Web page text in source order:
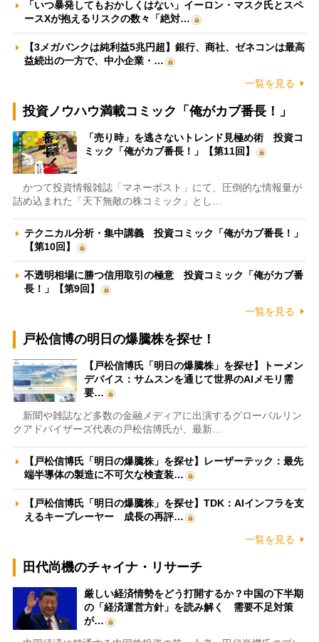
「いつ暴発してもおかしくはない」イーロン・マスク氏とスペ
ースXが抱えるリスクの数々「絶対…
【3メガバンクは純利益5兆円超】銀行、商社、ゼネコンは最高
益続出の一方で、中小企業・…
一覧を見る
投資ノウハウ満載コミック「俺がカブ番長！」
「売り時」を逃さないトレンド見極め術 投資コ
ミック「俺がカブ番長！」【第11回】
かつて投資情報雑誌「マネーポスト」にて、圧倒的な情報量が
詰め込まれた「天下無敵の株コミック」とし…
テクニカル分析・集中講義 投資コミック「俺がカブ番長！」
【第10回】
不透明相場に勝つ信用取引の極意 投資コミック「俺がカブ番
長！」【第9回】
一覧を見る
戸松信博の明日の爆騰株を探せ！
【戸松信博氏「明日の爆騰株」を探せ】トーメン
デバイス：サムスンを通じて世界のAIメモリ需
要…
新聞や雑誌など多数の金融メディアに出演するグローバルリン
クアドバイザーズ代表の戸松信博氏が、最新…
【戸松信博氏「明日の爆騰株」を探せ】レーザーテック：最先
端半導体の製造に不可欠な検査装…
【戸松信博氏「明日の爆騰株」を探せ】TDK：AIインフラを支
えるキープレーヤー 成長の再評…
一覧を見る
田代尚機のチャイナ・リサーチ
厳しい経済情勢をどう打開するか？中国の下半期
の「経済運営方針」を読み解く 需要不足対策
が…